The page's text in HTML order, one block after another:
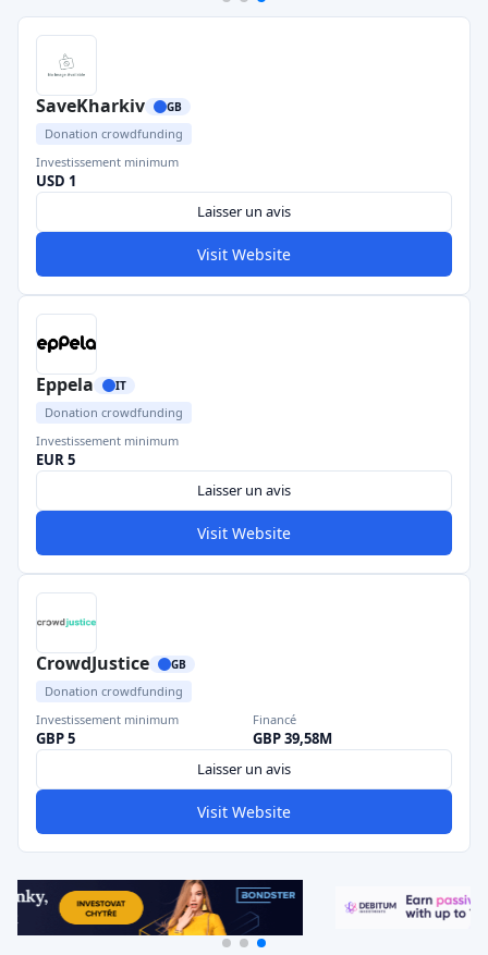
SaveKharkiv GB
Donation crowdfunding
Investissement minimum
USD 1
Laisser un avis
Visit Website
Eppela IT
Donation crowdfunding
Investissement minimum
EUR 5
Laisser un avis
Visit Website
CrowdJustice GB
Donation crowdfunding
Investissement minimum
GBP 5
Financé
GBP 39,58M
Laisser un avis
Visit Website